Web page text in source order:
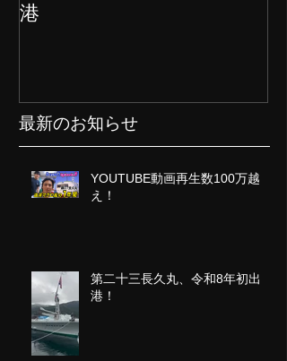
港
最新のお知らせ
YOUTUBE動画再生数100万越
え！
第二十三長久丸、令和8年初出
港！